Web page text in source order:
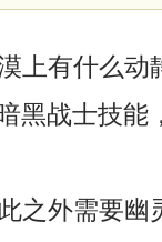
上有什么动
黑战士技能
之外需要幽